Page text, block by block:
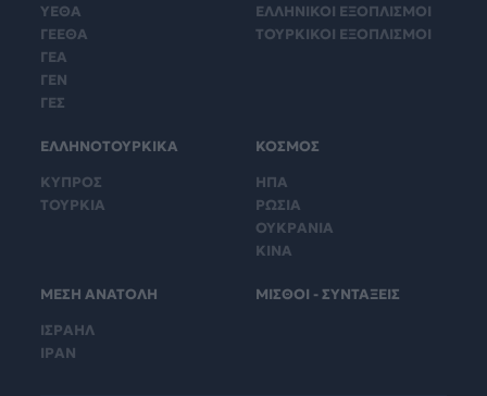
ΥΕΘΑ
ΓΕΕΘΑ
ΓΕΑ
ΓΕΝ
ΓΕΣ
ΕΛΛΗΝΙΚΟΙ ΕΞΟΠΛΙΣΜΟΙ
ΤΟΥΡΚΙΚΟΙ ΕΞΟΠΛΙΣΜΟΙ
ΕΛΛΗΝΟΤΟΥΡΚΙΚΑ
ΚΥΠΡΟΣ
ΤΟΥΡΚΙΑ
ΚΟΣΜΟΣ
ΗΠΑ
ΡΩΣΙΑ
ΟΥΚΡΑΝΙΑ
ΚΙΝΑ
ΜΕΣΗ ΑΝΑΤΟΛΗ
ΙΣΡΑΗΛ
ΙΡΑΝ
ΜΙΣΘΟΙ - ΣΥΝΤΑΞΕΙΣ